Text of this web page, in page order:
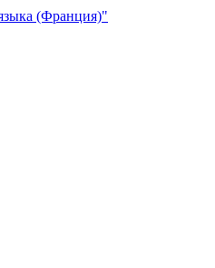
(Франция)"